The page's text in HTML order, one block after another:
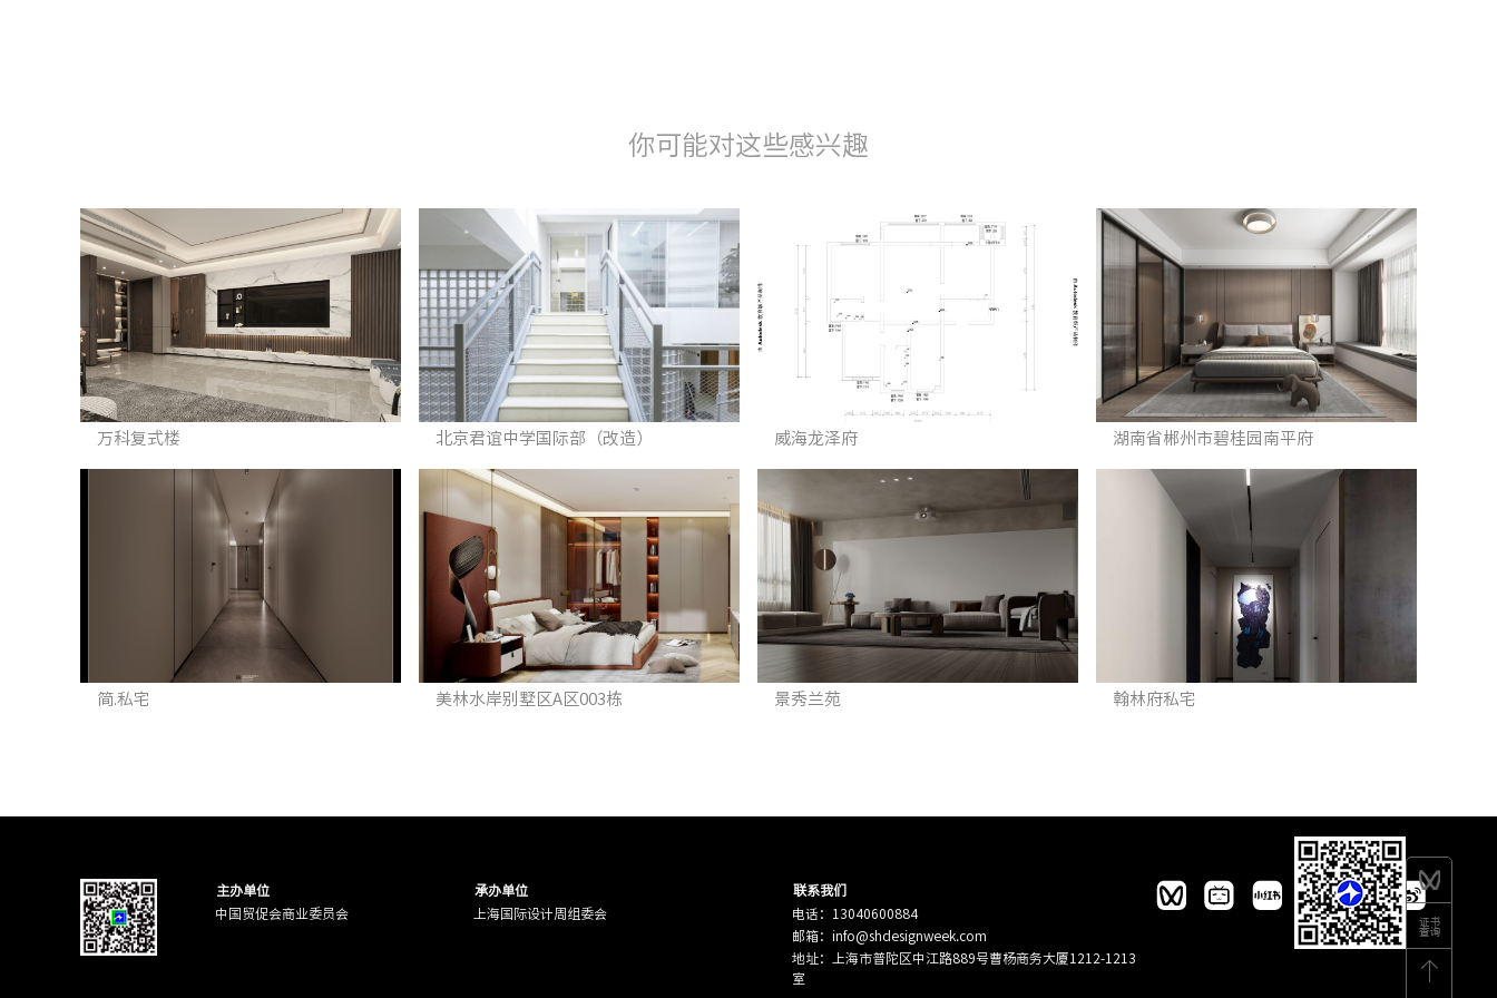
你可能对这些感兴趣
万科复式楼 北京君谊中学国际部（改造） 威海龙泽府 湖南省郴州市碧桂园南平府
简.私宅 美林水岸别墅区A区003栋 景秀兰苑 翰林府私宅
主办单位 承办单位
联系我们
中国贸促会商业委员会
上海国际设计周组委会
电话：13040600884
邮箱：info@shdesignweek.com
地址：上海市普陀区中江路889号曹杨商务大厦1212-1213
室